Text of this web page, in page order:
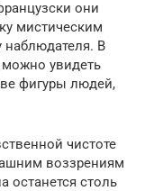
они
мистическим
наблюдателя. В
можно увидеть
фигуры людей,
чистоте
воззрениям
останется столь